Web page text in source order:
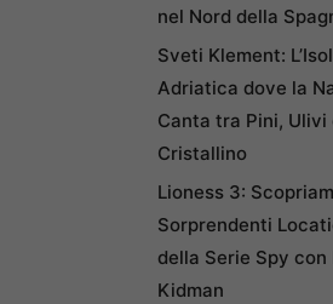
nel Nord della
Sveti Klement:
Adriatica dove la
Canta tra Pini, Ulivi
Cristallino
Lioness 3:
Sorprendenti
della Serie Spy con
Kidman